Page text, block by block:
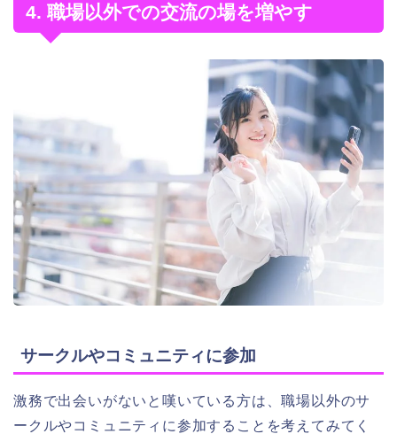
4. 職場以外での交流の場を増やす
サークルやコミュニティに参加
激務で出会いがないと嘆いている方は、職場以外のサ
ークルやコミュニティに参加することを考えてみてく